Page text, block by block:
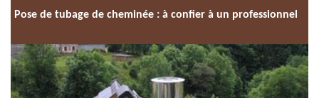
Pose de tubage de cheminée : à confier à un professionnel